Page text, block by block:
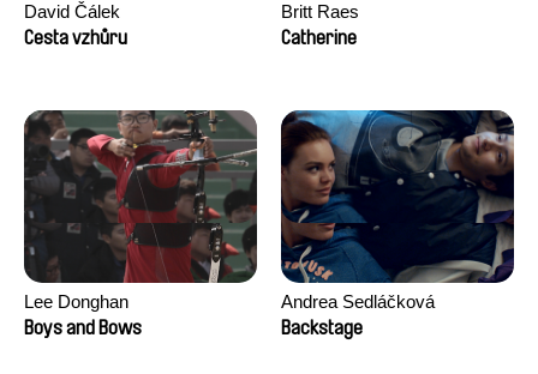
David Čálek
Cesta vzhůru
Britt Raes
Catherine
Lee Donghan
Boys and Bows
Andrea Sedláčková
Backstage